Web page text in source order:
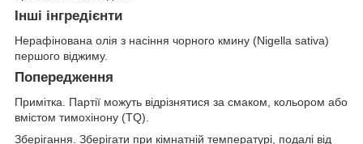
Інші інгредієнти
Нерафінована олія з насіння чорного кмину (Nigella sativa)
першого віджиму.
Попередження
Примітка. Партії можуть відрізнятися за смаком, кольором або
вмістом тимохінону (TQ).
Зберігання. Зберігати при кімнатній температурі, подалі від